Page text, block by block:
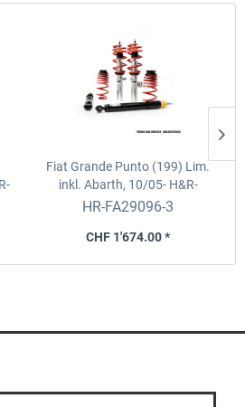
Fiat Grande Punto (199) Lim.
inkl. Abarth, 10/05- H&R-
Monotube-Gewindefahrwerk
HR-FA29096-3
CHF 1'674.00 *